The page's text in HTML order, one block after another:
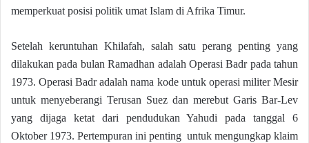
memperkuat posisi politik umat Islam di Afrika Timur.
Setelah keruntuhan Khilafah, salah satu perang penting yang
dilakukan pada bulan Ramadhan adalah Operasi Badr pada tahun
1973. Operasi Badr adalah nama kode untuk operasi militer Mesir
untuk menyeberangi Terusan Suez dan merebut Garis Bar-Lev
yang dijaga ketat dari pendudukan Yahudi pada tanggal 6
Oktober 1973. Pertempuran ini penting untuk mengungkap klaim